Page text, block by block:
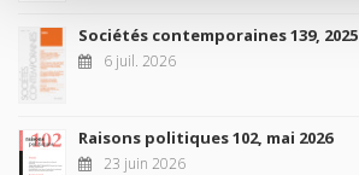
Sociétés contemporaines 139, 2025
6 juil. 2026
Raisons politiques 102, mai 2026
23 juin 2026